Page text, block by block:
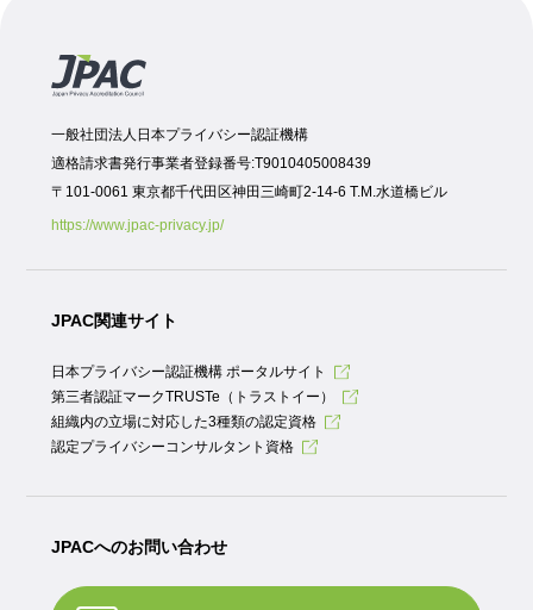
一般社団法人日本プライバシー認証機構
適格請求書発行事業者登録番号:T9010405008439
〒101-0061 東京都千代田区神田三崎町2-14-6 T.M.水道橋ビル
https://www.jpac-privacy.jp/
JPAC関連サイト
日本プライバシー認証機構 ポータルサイト
第三者認証マークTRUSTe（トラストイー）
組織内の立場に対応した3種類の認定資格
認定プライバシーコンサルタント資格
JPACへのお問い合わせ